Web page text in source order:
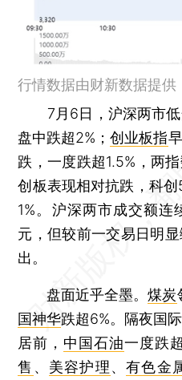
行情数据由财新数据提供
7月6日，沪深两市低
盘中跌超2%；创业板指
跌，一度跌超1.5%，两
创板表现相对抗跌，科
1%。沪深两市成交额
元，但较前一交易日明
出。
盘面近乎全墨。煤炭
国神华跌超6%。隔夜国
居前， 中国石油一度跌
售 、 美容护理、有色金